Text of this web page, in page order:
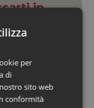
in
ricerca per
scrive al ministro
per
di
sito web
conformità